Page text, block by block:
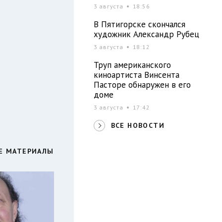
МАТЕРИАЛЫ
3 августа 18:56
В Пятигорске скончался
художник Александр Рубец
3 августа 18:12
Труп американского
киноартиста Винсента
Пасторе обнаружен в его
доме
3 августа 17:42
ВСЕ НОВОСТИ